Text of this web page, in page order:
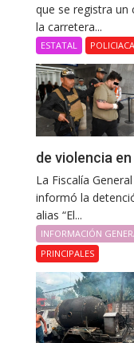
que se registra un
la carretera...
ESTATAL POLICIACA
de violencia en
La Fiscalía
informó la
alias “El...
INFORMACIÓN
PRINCIPALES